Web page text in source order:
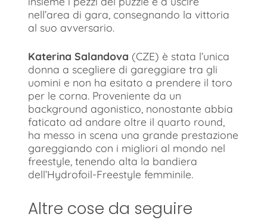
nell’area di gara, consegnando la vittoria
al suo avversario.
Katerina Salandova (CZE) è stata l’unica
donna a scegliere di gareggiare tra gli
uomini e non ha esitato a prendere il toro
per le corna. Proveniente da un
background agonistico, nonostante abbia
faticato ad andare oltre il quarto round,
ha messo in scena una grande prestazione
gareggiando con i migliori al mondo nel
freestyle, tenendo alta la bandiera
dell’Hydrofoil-Freestyle femminile.
Altre cose da seguire